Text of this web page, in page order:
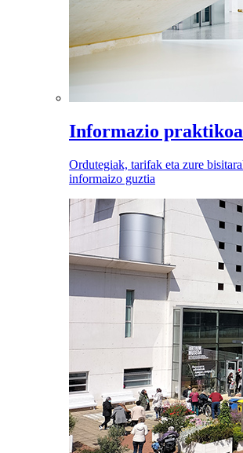
Informazio praktikoa
Ordutegiak, tarifak eta zure
informaizo guztia